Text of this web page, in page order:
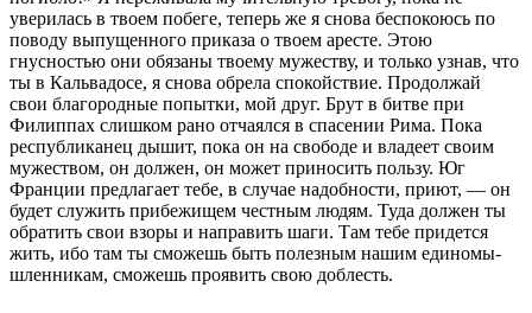
уверилась в твоем побеге, теперь же я снова беспокоюсь по
поводу выпущенного приказа о твоем аресте. Этою
гнусностью они обязаны твоему мужеству, и только узнав, что
ты в Кальвадосе, я снова обрела спокойствие. Продолжай
свои благородные попыт­ки, мой друг. Брут в битве при
Филиппах слиш­ком рано отчаялся в спасении Рима. Пока
республи­канец дышит, пока он на свободе и владеет своим
мужеством, он должен, он может приносить пользу. Юг
Франции предлагает тебе, в случае на­добности, приют, — он
будет служить прибежищем честным людям. Туда должен ты
обратить свои взоры и направить шаги. Там тебе придется
жить, ибо там ты сможешь быть полезным нашим единомы­
шленникам, сможешь проявить свою доблесть.